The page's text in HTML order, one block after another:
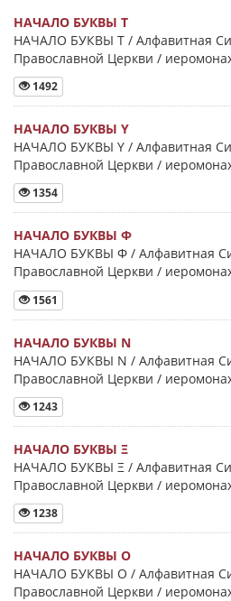
НАЧАЛО БУКВЫ Τ
НАЧАЛО БУКВЫ Τ / Алфавитная
Православной Церкви /
1492
НАЧАЛО БУКВЫ Y
НАЧАЛО БУКВЫ Y / Алфавитная
Православной Церкви /
1354
НАЧАЛО БУКВЫ Φ
НАЧАЛО БУКВЫ Φ / Алфавитная
Православной Церкви /
1561
НАЧАЛО БУКВЫ Ν
НАЧАЛО БУКВЫ Ν / Алфавитная
Православной Церкви /
1243
НАЧАЛО БУКВЫ Ξ
НАЧАЛО БУКВЫ Ξ / Алфавитная
Православной Церкви /
1238
НАЧАЛО БУКВЫ Ο
НАЧАЛО БУКВЫ Ο / Алфавитная
Православной Церкви /